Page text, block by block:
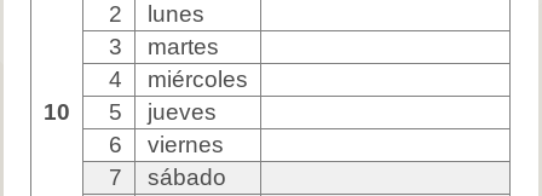
10
2
lunes
3
martes
4
miércoles
5
jueves
6
viernes
7
sábado